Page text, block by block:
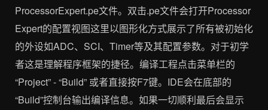
ProcessorExpert.pe文件。双击.pe文件会打开Processor
Expert的配置视图这里以图形化方式展示了所有被初始化
的外设如ADC、SCI、Timer等及其配置参数。对于初学
者这是理解程序框架的捷径。编译工程点击菜单栏的
“Project” - “Build” 或者直接按F7键。IDE会在底部的
“Build”控制台输出编译信息。如果一切顺利最后会显示